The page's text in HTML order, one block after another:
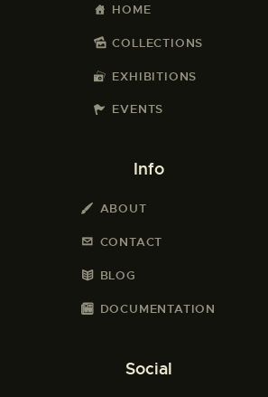
HOME
COLLECTIONS
EXHIBITIONS
EVENTS
Info
ABOUT
CONTACT
BLOG
DOCUMENTATION
Social